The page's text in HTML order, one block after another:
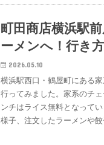
町田商店横浜駅
ーメンへ！行き
2026.05.10
横浜駅西口・鶴屋町にある
行ってみました。家系のチ
ンチはライス無料となって
様子、注文したラーメンや